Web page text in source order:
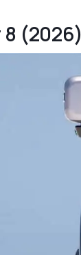
8 (2026)